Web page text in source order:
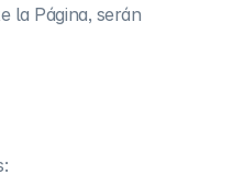
la Página, serán